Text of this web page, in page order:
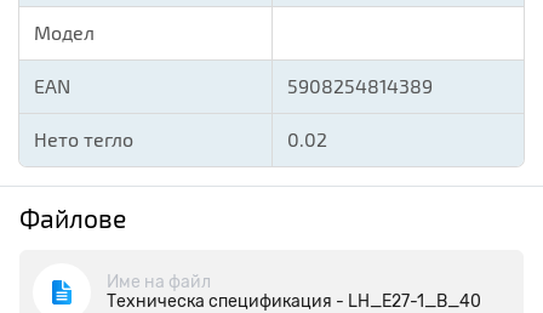
Модел
EAN 5908254814389
Нето тегло 0.02
Файлове
Име на файл
Техническа спецификация - LH_E27-1_B_40